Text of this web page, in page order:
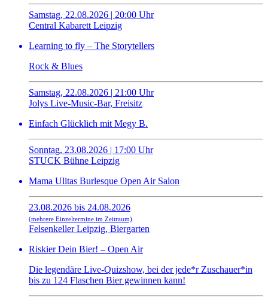
Samstag, 22.08.2026 | 20:00 Uhr
Central Kabarett Leipzig
Learning to fly – The Storytellers
Rock & Blues
Samstag, 22.08.2026 | 21:00 Uhr
Jolys Live-Music-Bar, Freisitz
Einfach Glücklich mit Megy B.
Sonntag, 23.08.2026 | 17:00 Uhr
STUCK Bühne Leipzig
Mama Ulitas Burlesque Open Air Salon
23.08.2026 bis 24.08.2026
(mehrere Einzeltermine im Zeitraum)
Felsenkeller Leipzig, Biergarten
Riskier Dein Bier! – Open Air
Die legendäre Live-Quizshow, bei der jede*r Zuschauer*in
bis zu 124 Flaschen Bier gewinnen kann!